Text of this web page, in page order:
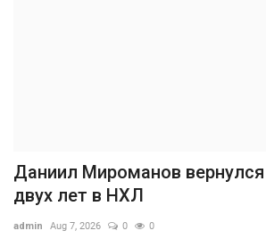
Даниил Мироманов
двух лет в НХЛ
admin Aug 7, 2026 0 0